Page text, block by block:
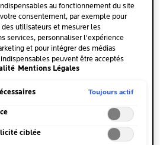
au fonctionnement du site
consentement, par exemple pour
utilisateurs et mesurer les
services, personnaliser l'expérience
et pour intégrer des médias
peuvent être acceptés
») ou refusés (« Continuer sans
vos préférences (« Enregistrer mes choix
cookies ». Pour plus d'informations,
Mentions Légales
Toujours actif
ciblée